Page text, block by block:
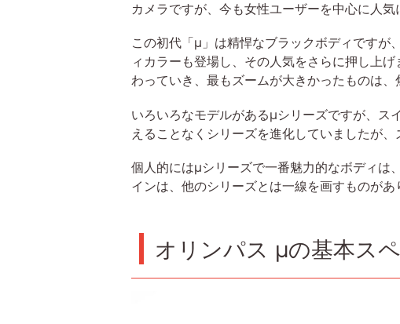
カメラですが、今も女性ユーザーを中心に人
この初代「μ」は精悍なブラックボディです
ィカラーも登場し、その人気をさらに押し上
わっていき、最もズームが大きかったものは
いろいろなモデルがあるμシリーズですが、ス
えることなくシリーズを進化していましたが
個人的にはμシリーズで一番魅力的なボディは
インは、他のシリーズとは一線を画すものがあ
オリンパス μの基本ス